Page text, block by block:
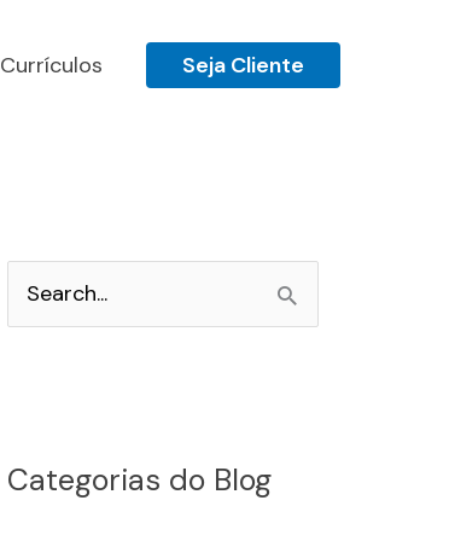
Currículos Seja Cliente
u
Categorias do Blog